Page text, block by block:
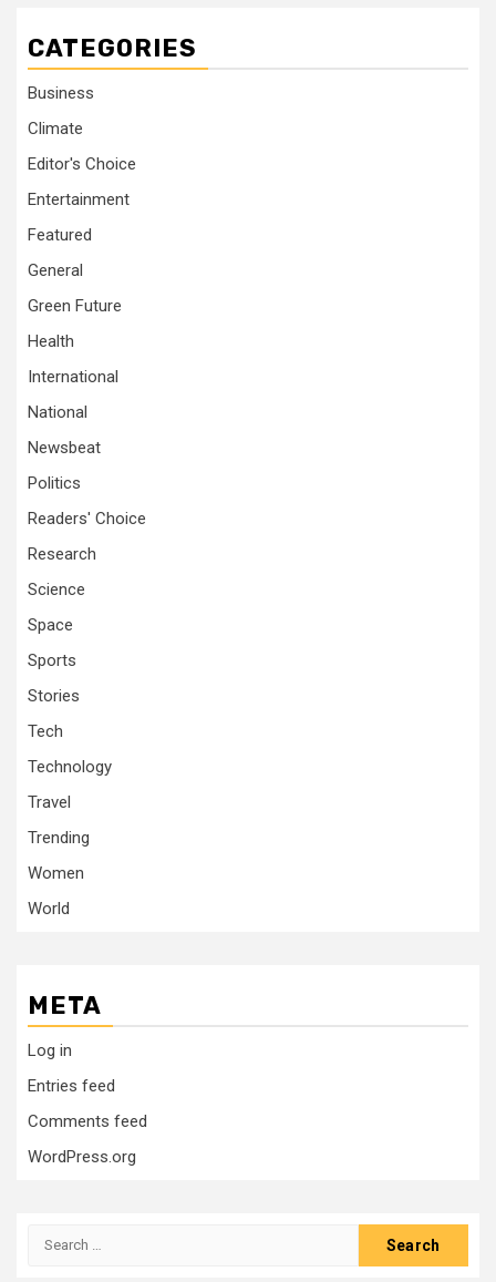
CATEGORIES
Business
Climate
Editor's Choice
Entertainment
Featured
General
Green Future
Health
International
National
Newsbeat
Politics
Readers' Choice
Research
Science
Space
Sports
Stories
Tech
Technology
Travel
Trending
Women
World
META
Log in
Entries feed
Comments feed
WordPress.org
Search